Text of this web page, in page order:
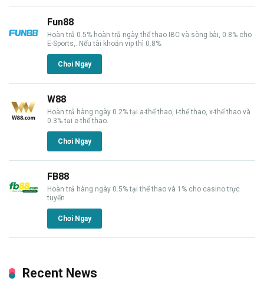
Fun88
Hoàn trả 0.5% hoàn trả ngày thể thao IBC và sòng bài, 0.8% cho
E-Sports,. Nếu tài khoản vip thì 0.8%.
Chơi Ngay
W88
Hoàn trả hàng ngày 0.2% tại a-thể thao, i-thể thao, x-thể thao và
0.3% tại e-thể thao.
Chơi Ngay
FB88
Hoàn trả hàng ngày 0.5% tại thể thao và 1% cho casino trực
tuyến
Chơi Ngay
Recent News